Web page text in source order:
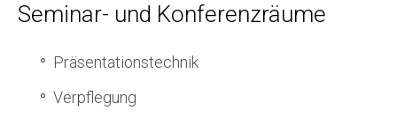
Seminar- und Konferenzräume
Präsentationstechnik
Verpflegung